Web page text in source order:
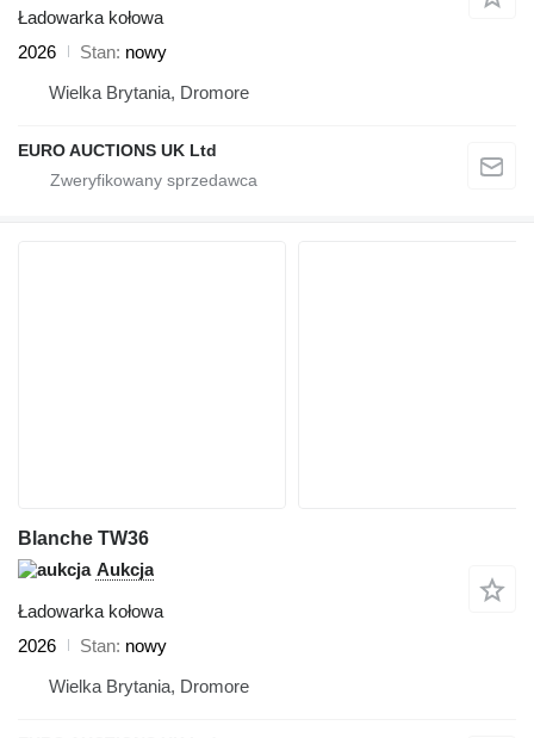
Ładowarka kołowa
2026
Stan nowy
Wielka Brytania, Dromore
EURO AUCTIONS UK Ltd
Blanche TW36
Aukcja
Ładowarka kołowa
2026
Stan nowy
Wielka Brytania, Dromore